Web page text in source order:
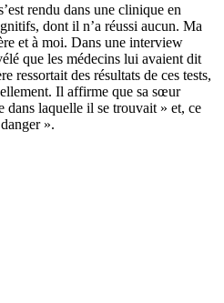
rendu dans une clinique en
dont il n’a réussi aucun. Ma
et à moi. Dans une interview
que les médecins lui avaient dit
ressortait des résultats de ces tests,
Il affirme que sa sœur
dans laquelle il se trouvait » et, ce
».